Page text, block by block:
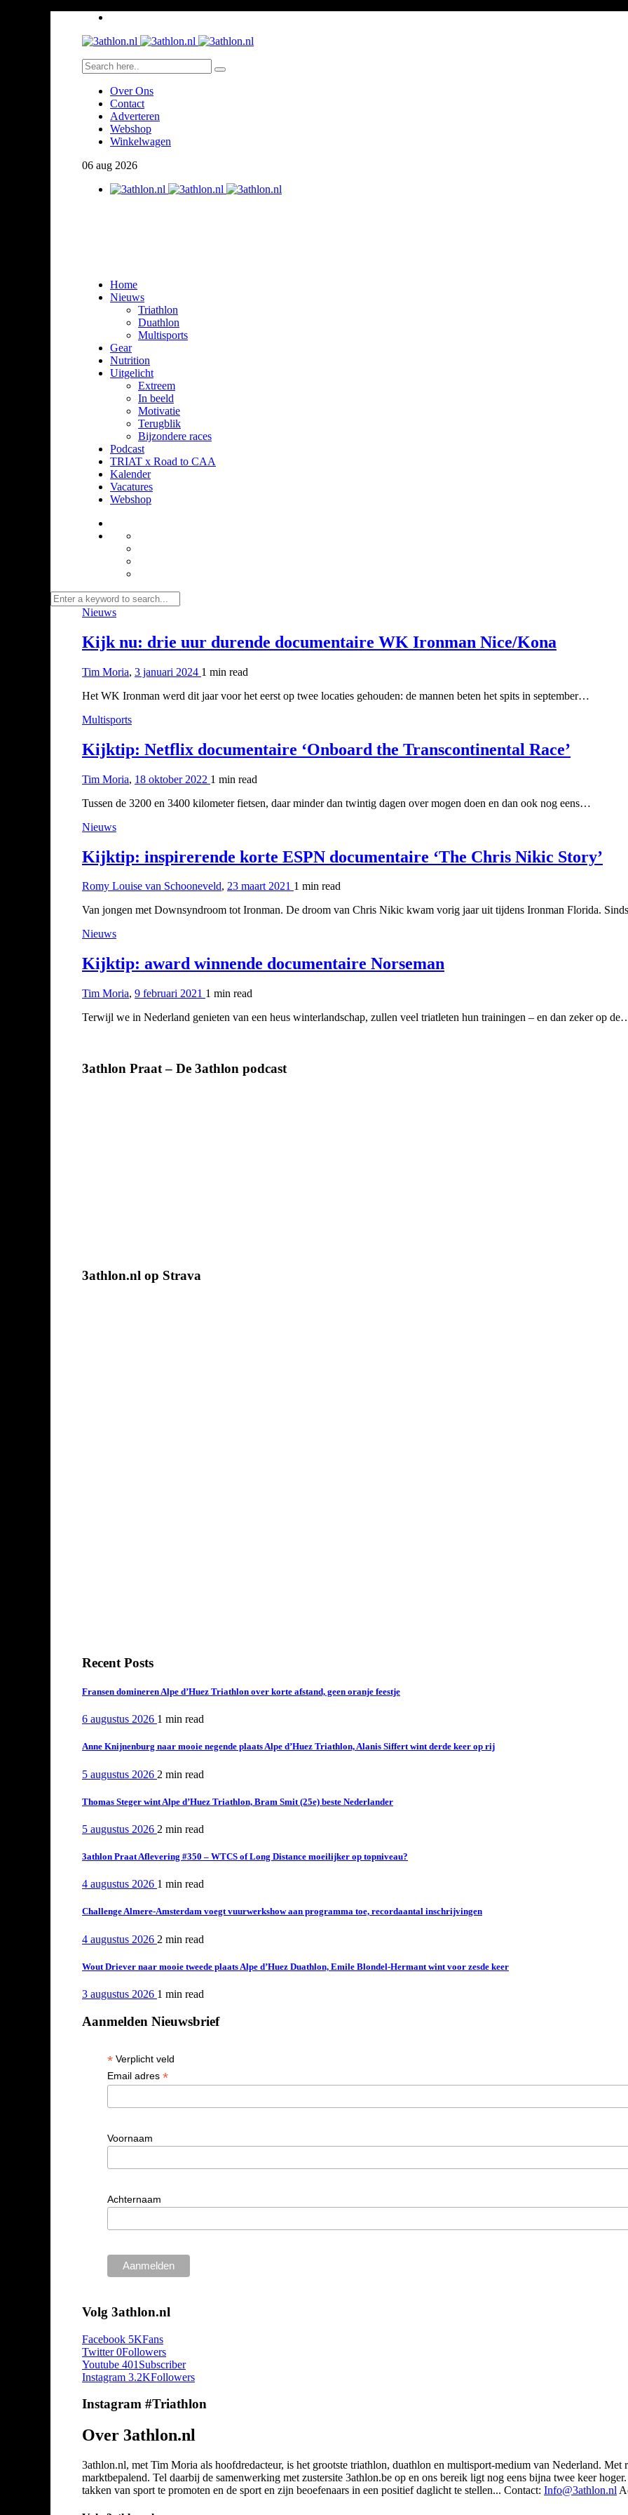
Over Ons
Contact
Adverteren
Webshop
Winkelwagen
06 aug 2026
Home
Nieuws
Triathlon
Duathlon
Multisports
Gear
Nutrition
Uitgelicht
Extreem
In beeld
Motivatie
Terugblik
Bijzondere races
Podcast
TRIAT x Road to CAA
Kalender
Vacatures
Webshop
Nieuws
Kijk nu: drie uur durende documentaire WK Ironman Nice/Kona
Tim Moria, 3 januari 2024 1 min read
Het WK Ironman werd dit jaar voor het eerst op twee locaties gehouden: de mannen beten het spits in september…
Multisports
Kijktip: Netflix documentaire ‘Onboard the Transcontinental Race’
Tim Moria, 18 oktober 2022 1 min read
Tussen de 3200 en 3400 kilometer fietsen, daar minder dan twintig dagen over mogen doen en dan ook nog eens…
Nieuws
Kijktip: inspirerende korte ESPN documentaire ‘The Chris Nikic Story’
Romy Louise van Schooneveld, 23 maart 2021 1 min read
Van jongen met Downsyndroom tot Ironman. De droom van Chris Nikic kwam vorig jaar uit tijdens Ironman Florida.
Nieuws
Kijktip: award winnende documentaire Norseman
Tim Moria, 9 februari 2021 1 min read
Terwijl we in Nederland genieten van een heus winterlandschap, zullen veel triatleten hun trainingen – en dan zeker op
3athlon Praat – De 3athlon podcast
3athlon.nl op Strava
Recent Posts
Fransen domineren Alpe d’Huez Triathlon over korte afstand, geen oranje feestje
6 augustus 2026 1 min read
Anne Knijnenburg naar mooie negende plaats Alpe d’Huez Triathlon, Alanis Siffert wint derde keer op rij
5 augustus 2026 2 min read
Thomas Steger wint Alpe d’Huez Triathlon, Bram Smit (25e) beste Nederlander
5 augustus 2026 2 min read
3athlon Praat Aflevering #350 – WTCS of Long Distance moeilijker op topniveau?
4 augustus 2026 1 min read
Challenge Almere-Amsterdam voegt vuurwerkshow aan programma toe, recordaantal inschrijvingen
4 augustus 2026 2 min read
Wout Driever naar mooie tweede plaats Alpe d’Huez Duathlon, Emile Blondel-Hermant wint voor zesde keer
3 augustus 2026 1 min read
Aanmelden Nieuwsbrief
* Verplicht veld
Email adres *
Voornaam
Achternaam
Volg 3athlon.nl
Facebook 5KFans
Twitter 0Followers
Youtube 401 Subscriber
Instagram 3.2KFollowers
Instagram #Triathlon
Over 3athlon.nl
3athlon.nl, met Tim Moria als hoofdredacteur, is het grootste triathlon, duathlon en multisport-medium van Nederland.
marktbepalend. Tel daarbij de samenwerking met zustersite 3athlon.be op en ons bereik ligt nog eens bijna twee keer
takken van sport te promoten en de sport en zijn beoefenaars in een positief daglicht te stellen... Contact: Info@3athlon.nl